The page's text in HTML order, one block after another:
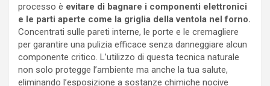
processo è evitare di bagnare i componenti elettronici
e le parti aperte come la griglia della ventola nel forno.
Concentrati sulle pareti interne, le porte e le cremagliere
per garantire una pulizia efficace senza danneggiare alcun
componente critico. L’utilizzo di questa tecnica naturale
non solo protegge l’ambiente ma anche la tua salute,
eliminando l’esposizione a sostanze chimiche nocive